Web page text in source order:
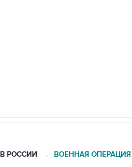
В РОССИИ → ВОЕННАЯ